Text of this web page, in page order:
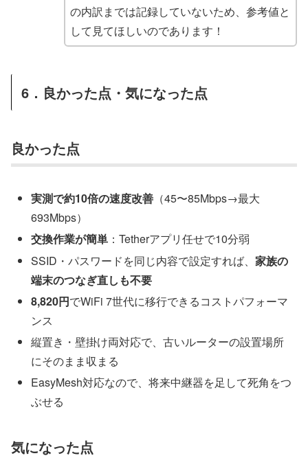
の内訳までは記録していないため、参考値と
して見てほしいのであります！
6．良かった点・気になった点
良かった点
実測で約10倍の速度改善 （45〜85Mbps→最大
693Mbps）
交換作業が簡単 ：Tetherアプリ任せで10分弱
SSID・パスワードを同じ内容で設定すれば、家族の
端末のつなぎ直しも不要
8,820円でWiFi 7世代に移行できるコストパフォーマ
ンス
縦置き・壁掛け両対応で、古いルーターの設置場所
にそのまま収まる
EasyMesh対応なので、将来中継器を足して死角をつ
ぶせる
気になった点